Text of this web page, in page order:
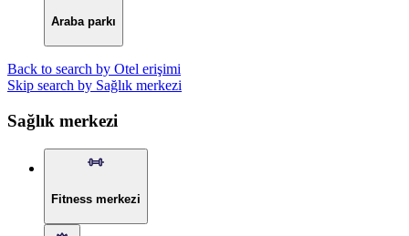
Araba parkı
Back to search by Otel erişimi
Skip search by Sağlık merkezi
Sağlık merkezi
Fitness merkezi